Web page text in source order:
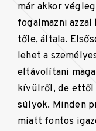
már akkor
fogalmazni
tőle, általa.
lehet a
eltávolítani
kívülről, de ettől
súlyok. Minden
miatt fontos